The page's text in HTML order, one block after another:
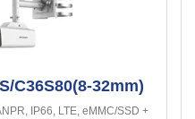
C36S80(8-32mm)
IP66, LTE, eMMC/SSD +